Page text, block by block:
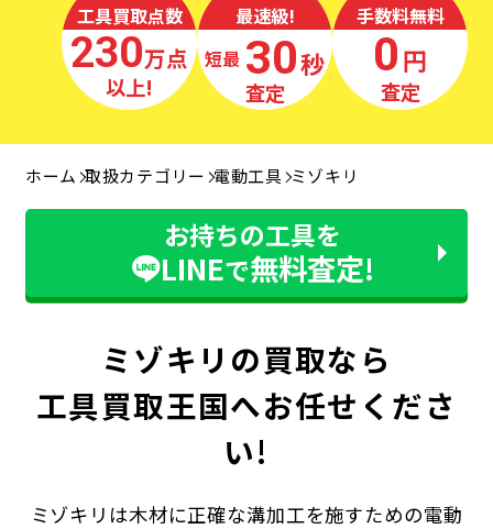
工具買取点数
230万点
以上!
最速級!
最短 30秒
査定
手数料無料
0円
査定
ホーム 取扱カテゴリー 電動工具 ミゾキリ
お持ちの工具を
LINEで無料査定!
ミゾキリの買取なら
工具買取王国へお任せくださ
い!
ミゾキリは木材に正確な溝加工を施すための電動